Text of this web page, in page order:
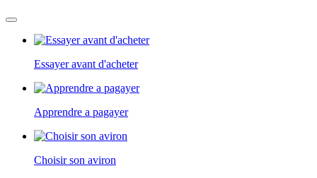
Essayer avant d'acheter
Apprendre a pagayer
Choisir son aviron